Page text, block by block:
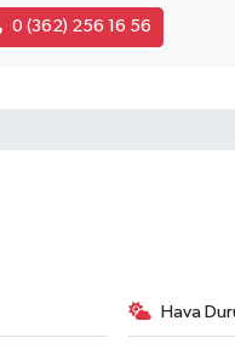
0 (362) 256 16 56
Hava